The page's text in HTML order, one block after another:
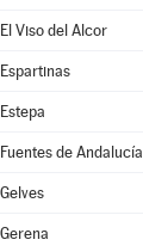
El Viso del Alcor
Espartinas
Estepa
Fuentes de Andalucía
Gelves
Gerena